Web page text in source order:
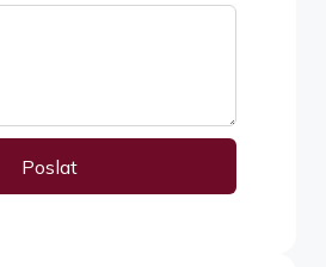
Poslat